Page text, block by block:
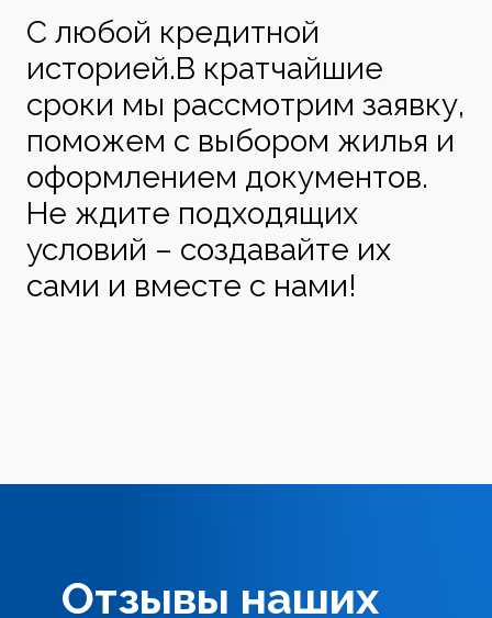
С любой кредитной
историей.В кратчайшие
сроки мы рассмотрим заявку,
поможем с выбором жилья и
оформлением документов.
Не ждите подходящих
условий – создавайте их
сами и вместе с нами!
Отзывы наших